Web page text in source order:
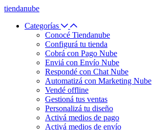
tiendanube
Categorías
Conocé Tiendanube
Configurá tu tienda
Cobrá con Pago Nube
Enviá con Envío Nube
Respondé con Chat Nube
Automatizá con Marketing Nube
Vendé offline
Gestioná tus ventas
Personalizá tu diseño
Activá medios de pago
Activá medios de envío